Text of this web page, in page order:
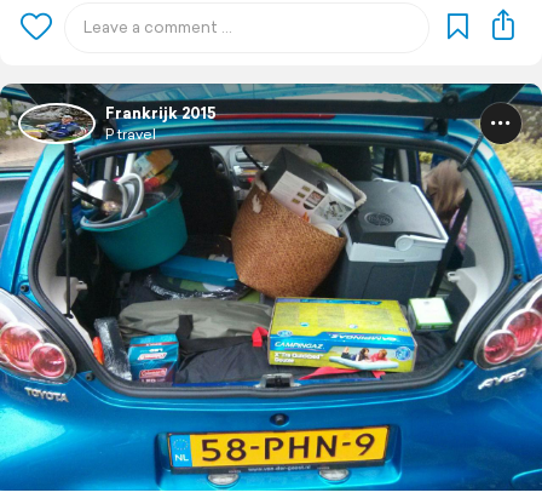
Frankrijk 2015
P travel